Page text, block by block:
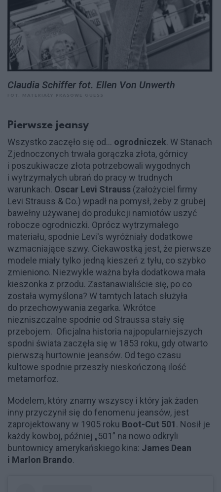
Claudia Schiffer fot. Ellen Von Unwerth
Pierwsze jeansy
Wszystko zaczęło się od... ogrodniczek. W Stanach
Zjednoczonych trwała gorączka złota, górnicy
i poszukiwacze złota potrzebowali wygodnych
i wytrzymałych ubrań do pracy w trudnych
warunkach. Oscar Levi Strauss (założyciel firmy
Levi Strauss & Co.) wpadł na pomysł, żeby z grubej
bawełny używanej do produkcji namiotów uszyć
robocze ogrodniczki. Oprócz wytrzymałego
materiału, spodnie Levi's wyróżniały dodatkowe
wzmacniające szwy. Ciekawostką jest, że pierwsze
modele miały tylko jedną kieszeń z tyłu, co szybko
zmieniono. Niezwykle ważna była dodatkowa mała
kieszonka z przodu. Zastanawialiście się, po co
została wymyślona? W tamtych latach służyła
do przechowywania zegarka. Wkrótce
niezniszczalne spodnie od Straussa stały się
przebojem. Oficjalna historia najpopularniejszych
spodni świata zaczęła się w 1853 roku, gdy otwarto
pierwszą hurtownie jeansów. Od tego czasu
kultowe spodnie przeszły nieskończoną ilość
metamorfoz.
Modelem, który znamy wszyscy i który jak żaden
inny przyczynił się do fenomenu jeansów, jest
zaprojektowany w 1905 roku Boot-Cut 501. Nosił je
każdy kowboj, później „501” na nowo odkryli
buntownicy amerykańskiego kina: James Dean
i Marlon Brando.